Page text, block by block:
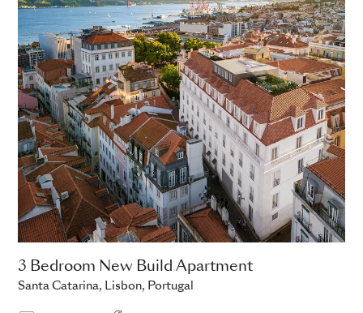
3 Bedroom New Build Apartment
Santa Catarina, Lisbon, Portugal